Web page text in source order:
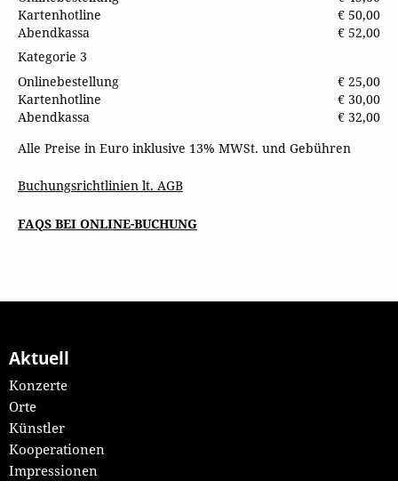
Kartenhotline
€ 50,00
Abendkassa
€ 52,00
Kategorie 3
Onlinebestellung
€ 25,00
Kartenhotline
€ 30,00
Abendkassa
€ 32,00
Alle Preise in Euro inklusive 13% MWSt. und Gebühren
Buchungsrichtlinien lt. AGB
FAQS BEI ONLINE-BUCHUNG
Aktuell
Konzerte
Orte
Künstler
Kooperationen
Impressionen